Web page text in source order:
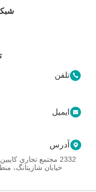
تلفن
ایمیل
آدرس
خیابان شازیتانگ،